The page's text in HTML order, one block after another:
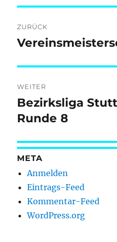
ZURÜCK
Vorheriger
WEITER
Nächster
Beitrag:
Bezirksliga
Runde 8
META
Anmelden
Eintrags-Feed
Kommentar-Feed
WordPress.org